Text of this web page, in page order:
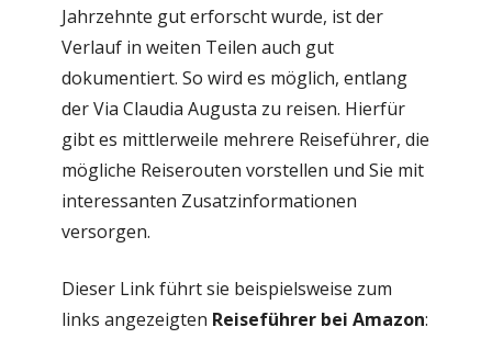
Jahrzehnte gut erforscht wurde, ist der
Verlauf in weiten Teilen auch gut
dokumentiert. So wird es möglich, entlang
der Via Claudia Augusta zu reisen. Hierfür
gibt es mittlerweile mehrere Reiseführer, die
mögliche Reiserouten vorstellen und Sie mit
interessanten Zusatzinformationen
versorgen.
Dieser Link führt sie beispielsweise zum
links angezeigten Reiseführer bei Amazon: